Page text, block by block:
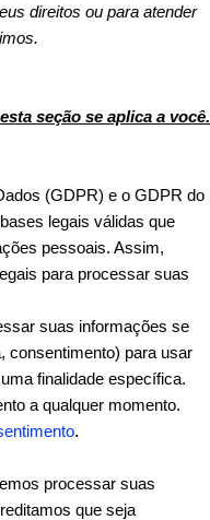
direitos ou para atender
seção se aplica a você.
(GDPR) e o GDPR do
legais válidas que
pessoais. Assim,
para processar suas
suas informações se
consentimento) para usar
finalidade específica.
a qualquer momento.
.
processar suas
que seja